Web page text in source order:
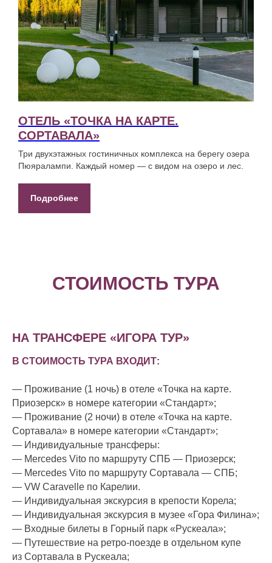
ОТЕЛЬ «ТОЧКА НА КАРТЕ.
СОРТАВАЛА»
Три двухэтажных гостиничных комплекса на берегу озера
Пюяралампи. Каждый номер — с видом на озеро и лес.
Подробнее
СТОИМОСТЬ ТУРА
НА ТРАНСФЕРЕ «ИГОРА ТУР»
В СТОИМОСТЬ ТУРА ВХОДИТ:
— Проживание (1 ночь) в отеле «Точка на карте.
Приозерск» в номере категории «Стандарт»;
— Проживание (2 ночи) в отеле «Точка на карте.
Сортавала» в номере категории «Стандарт»;
— Индивидуальные трансферы:
— Mercedes Vito по маршруту СПБ — Приозерск;
— Mercedes Vito по маршруту Сортавала — СПБ;
— VW Caravelle по Карелии.
— Индивидуальная экскурсия в крепости Корела;
— Индивидуальная экскурсия в музее «Гора Филина»;
— Входные билеты в Горный парк «Рускеала»;
— Путешествие на ретро-поезде в отдельном купе
из Сортавала в Рускеала;